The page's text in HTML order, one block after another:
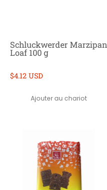
Schluckwerder Marzipan
Loaf 100 g
$4.12 USD
Ajouter au chariot